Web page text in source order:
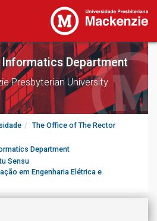
Department
Presbyterian University
The Office of The Rector
Department
Sensu
em Engenharia Elétrica e